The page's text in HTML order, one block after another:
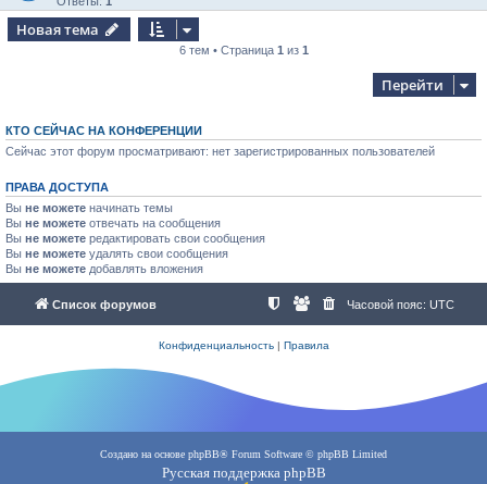
Новая тема
6 тем • Страница 1 из 1
Перейти
КТО СЕЙЧАС НА КОНФЕРЕНЦИИ
Сейчас этот форум просматривают: нет зарегистрированных пользователей
ПРАВА ДОСТУПА
Вы не можете начинать темы
Вы не можете отвечать на сообщения
Вы не можете редактировать свои сообщения
Вы не можете удалять свои сообщения
Вы не можете добавлять вложения
Список форумов Часовой пояс: UTC
Конфиденциальность| Правила
Создано на основе phpBB® Forum Software © phpBB Limited
Русская поддержка phpBB